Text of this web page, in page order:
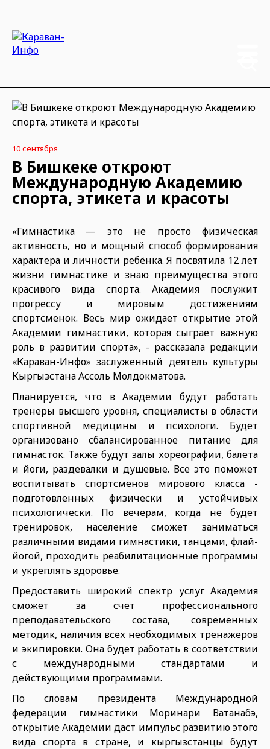
10 сентября
В Бишкеке откроют
Международную Академию
спорта, этикета и красоты
«Гимнастика — это не просто физическая
активность, но и мощный способ формирования
характера и личности ребёнка. Я посвятила 12 лет
жизни гимнастике и знаю преимущества этого
красивого вида спорта. Академия послужит
прогрессу и мировым достижениям
спортсменок. Весь мир ожидает открытие этой
Академии гимнастики, которая сыграет важную
роль в развитии спорта», - рассказала редакции
«Караван-Инфо» заслуженный деятель культуры
Кыргызстана Ассоль Молдокматова.
Планируется, что в Академии будут работать
тренеры высшего уровня, специалисты в области
спортивной медицины и психологи. Будет
организовано сбалансированное питание для
гимнасток. Также будут залы хореографии, балета
и йоги, раздевалки и душевые. Все это поможет
воспитывать спортсменов мирового класса -
подготовленных физически и устойчивых
психологически. По вечерам, когда не будет
тренировок, население сможет заниматься
различными видами гимнастики, танцами, флай-
йогой, проходить реабилитационные программы
и укреплять здоровье.
Предоставить широкий спектр услуг Академия
сможет за счет профессионального
преподавательского состава, современных
методик, наличия всех необходимых тренажеров
и экипировки. Она будет работать в соответствии
с международными стандартами и
действующими программами.
По словам президента Международной
федерации гимнастики Моринари Ватанабэ,
открытие Академии даст импульс развитию этого
вида спорта в стране, и кыргызстанцы будут